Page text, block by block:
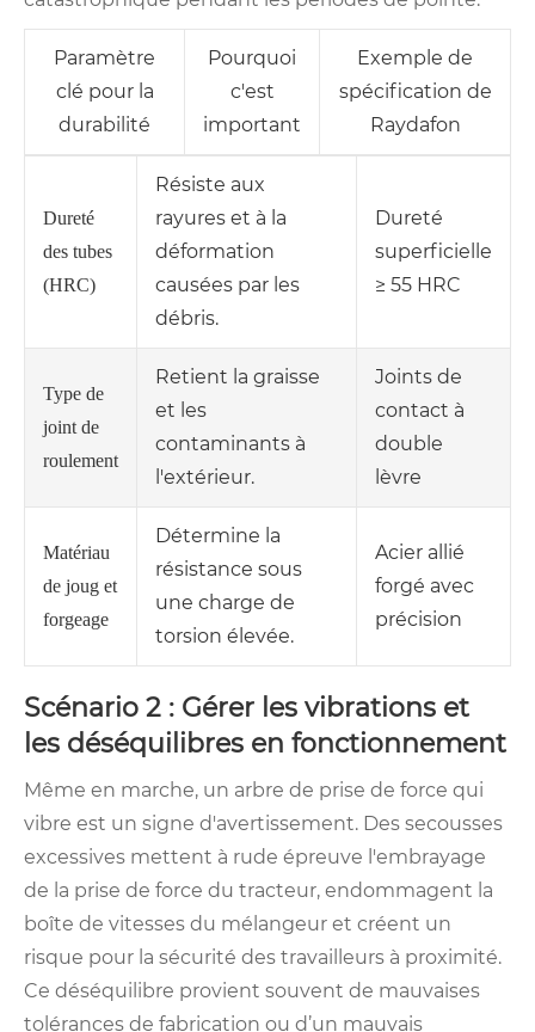
Paramètre
clé pour la
durabilité
Pourquoi
c'est
important
Exemple de
spécification de
Raydafon
Dureté
des tubes
(HRC)
Résiste aux
rayures et à la
déformation
causées par les
débris.
Dureté
superficielle
≥ 55 HRC
Type de
joint de
roulement
Retient la graisse
et les
contaminants à
l'extérieur.
Joints de
contact à
double
lèvre
Matériau
de joug et
forgeage
Détermine la
résistance sous
une charge de
torsion élevée.
Acier allié
forgé avec
précision
Scénario 2 : Gérer les vibrations et
les déséquilibres en fonctionnement
Même en marche, un arbre de prise de force qui
vibre est un signe d'avertissement. Des secousses
excessives mettent à rude épreuve l'embrayage
de la prise de force du tracteur, endommagent la
boîte de vitesses du mélangeur et créent un
risque pour la sécurité des travailleurs à proximité.
Ce déséquilibre provient souvent de mauvaises
tolérances de fabrication ou d’un mauvais